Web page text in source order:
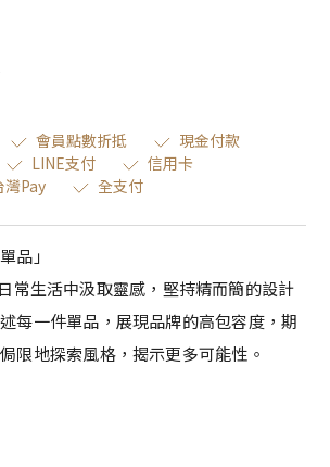
會員點數折抵
現金付款
LINE支付
信用卡
灣Pay 全支付
品」
常生活中汲取靈感，堅持精而簡的設計
每一件單品，展現品牌的高包容度，期
限地探索風格，揭示更多可能性。